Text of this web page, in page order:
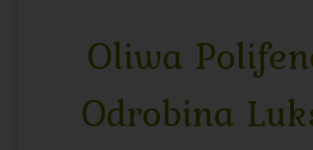
Oliwa
Odrobina